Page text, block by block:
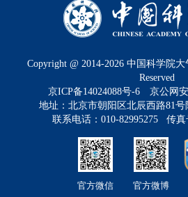
Copyright @ 2014-2026 中国科学院大
Reserved
京ICP备14024088号-6
京公网
地址：北京市朝阳区北辰西路81号
联系电话：010-82995275 传真
官方微信 官方微博